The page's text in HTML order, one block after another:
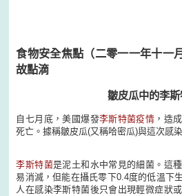
食物安全焦點（二零一一年十一
故點滴
皺皮瓜中的李
自七月底，美國爆發李斯特菌疫情 ，造
死亡。據稱皺皮瓜(又稱哈密瓜)與這次感
李斯特菌是泥土和水中常見的細菌。這
易消滅，但能在攝氏零下0.4度的低溫下
人在感染李斯特菌後只會出現輕微症狀